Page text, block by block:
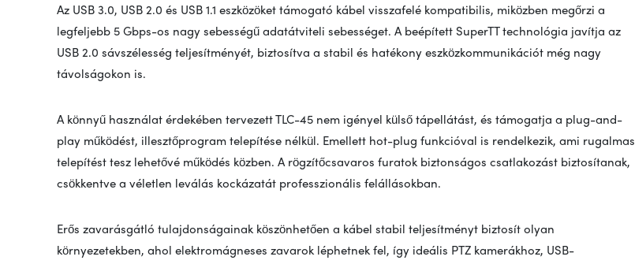
Az USB 3.0, USB 2.0 és USB 1.1 eszközöket támogató kábel visszafelé kompatibilis, miközben megőrzi a
legfeljebb 5 Gbps-os nagy sebességű adatátviteli sebességet. A beépített SuperTT technológia javítja az
USB 2.0 sávszélesség teljesítményét, biztosítva a stabil és hatékony eszközkommunikációt még nagy
távolságokon is.
A könnyű használat érdekében tervezett TLC-45 nem igényel külső tápellátást, és támogatja a plug-and-
play működést, illesztőprogram telepítése nélkül. Emellett hot-plug funkcióval is rendelkezik, ami rugalmas
telepítést tesz lehetővé működés közben. A rögzítőcsavaros furatok biztonságos csatlakozást biztosítanak,
csökkentve a véletlen leválás kockázatát professzionális felállásokban.
Erős zavarásgátló tulajdonságainak köszönhetően a kábel stabil teljesítményt biztosít olyan
környezetekben, ahol elektromágneses zavarok léphetnek fel, így ideális PTZ kamerákhoz, USB-